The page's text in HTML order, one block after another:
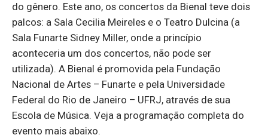
do gênero. Este ano, os concertos da Bienal teve dois
palcos: a Sala Cecilia Meireles e o Teatro Dulcina (a
Sala Funarte Sidney Miller, onde a princípio
aconteceria um dos concertos, não pode ser
utilizada). A Bienal é promovida pela Fundação
Nacional de Artes – Funarte e pela Universidade
Federal do Rio de Janeiro – UFRJ, através de sua
Escola de Música. Veja a programação completa do
evento mais abaixo.